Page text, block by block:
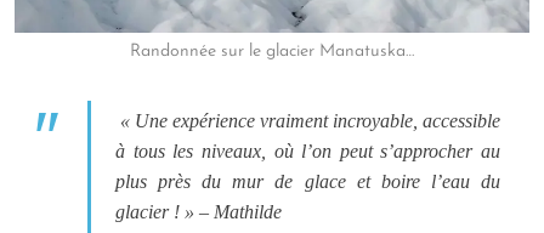
Randonnée sur le glacier Manatuska…
« Une expérience vraiment incroyable, accessible
à tous les niveaux, où l’on peut s’approcher au
plus près du mur de glace et boire l’eau du
glacier ! » – Mathilde